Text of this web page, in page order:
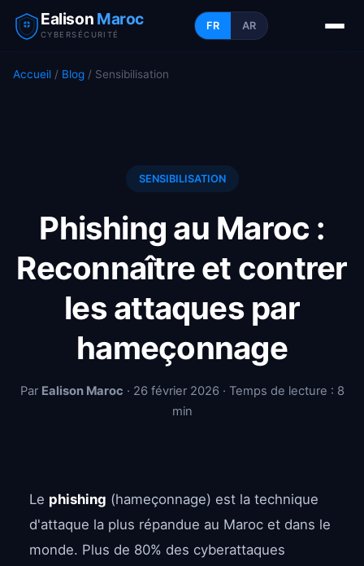
Ealison Maroc
CYBERSÉCURITÉ
FR AR
Accueil / Blog / Sensibilisation
SENSIBILISATION
Phishing au Maroc :
Reconnaître et contrer
les attaques par
hameçonnage
Par Ealison Maroc · 26 février 2026 · Temps de lecture : 8
min
Le phishing (hameçonnage) est la technique
d'attaque la plus répandue au Maroc et dans le
monde. Plus de 80% des cyberattaques